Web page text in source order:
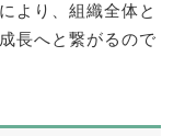
より、組織全体と
長へと繋がるので